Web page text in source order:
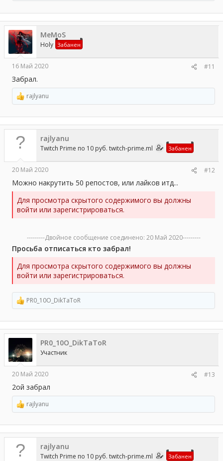
е
а
к
ц
и
и
:
MeMoS
Holy Забанен
16 Май 2020 #11
Забрал.
Р
е
а
к
ц
и
и
rajlyanu
rajlyanu
Twitch Prime по 10 руб. twitch-prime.ml Забанен
20 Май 2020 #12
Можно накрутить 50 репостов, или лайков итд...
Для просмотра скрытого содержимого вы должны
войти или зарегистрироваться.
---------Двойное сообщение соединено: 20 Май 2020---------
Просьба отписаться кто забрал!
Для просмотра скрытого содержимого вы должны
войти или зарегистрироваться.
Р
е
а
к
ц
и
и
:
PR0_10O_DikTaToR
PR0_10O_DikTaToR
Участник
20 Май 2020 #13
2ой забрал
Р
е
а
к
ц
и
и
rajlyanu
rajlyanu
Twitch Prime по 10 руб. twitch-prime.ml Забанен